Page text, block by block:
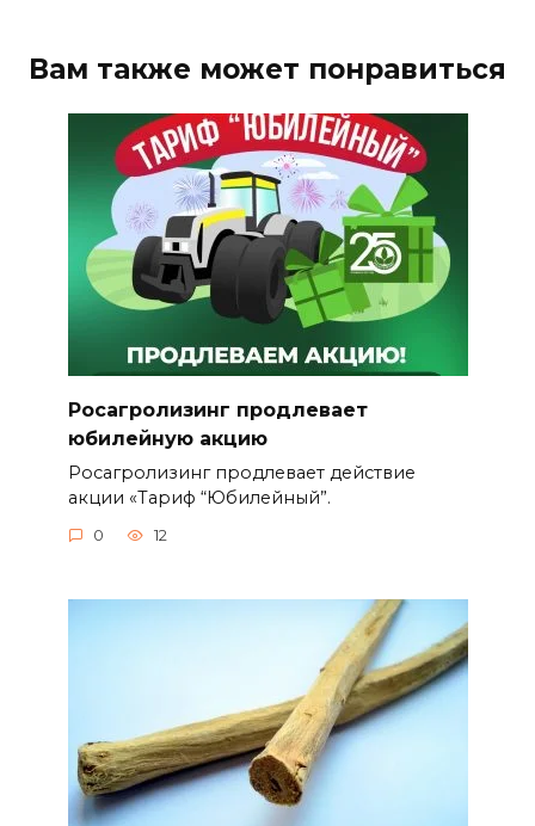
Вам также может понравиться
Росагролизинг продлевает
юбилейную акцию
Росагролизинг продлевает действие
акции «Тариф “Юбилейный”.
0 12